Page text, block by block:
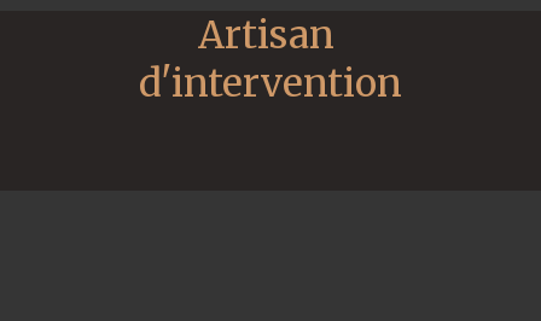
Artisan
d'intervention